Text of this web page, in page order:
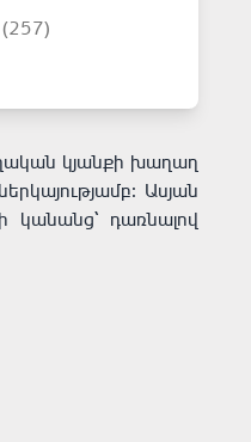
(257)
կյանքի խաղաղ
Ասյան
կանանց` դառնալով